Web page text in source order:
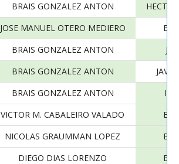
BRAIS GONZALEZ ANTON
JOSE MANUEL OTERO MEDIERO
BRAIS GONZALEZ ANTON
BRAIS GONZALEZ ANTON
BRAIS GONZALEZ ANTON
VICTOR M. CABALEIRO VALADO
NICOLAS GRAUMMAN LOPEZ
DIEGO DIAS LORENZO